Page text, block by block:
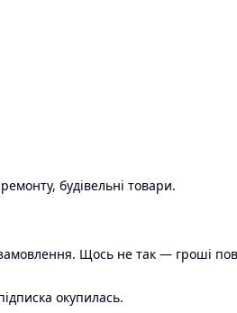
будівельні товари.
Щось не так — гроші
окупилась.